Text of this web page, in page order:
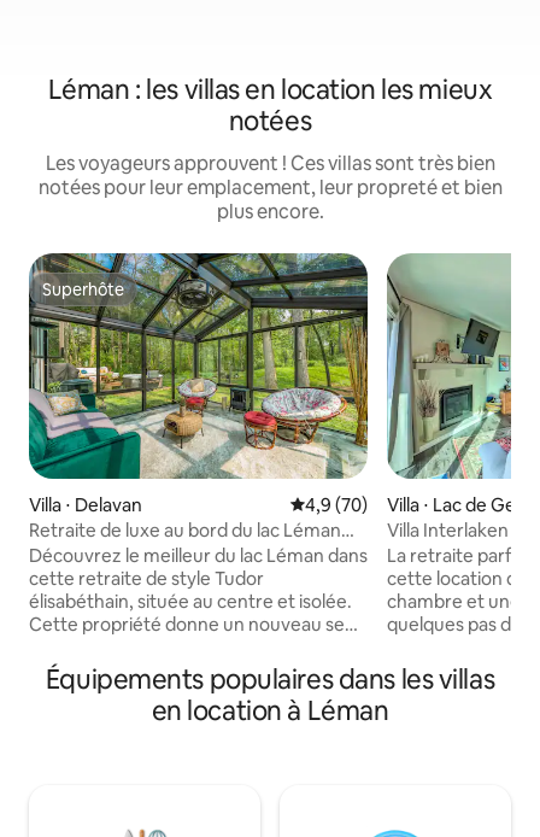
Léman : les villas en location les mieux
notées
Les voyageurs approuvent ! Ces villas sont très bien
notées pour leur emplacement, leur propreté et bien
plus encore.
Superhôte
Superhôte
Villa ⋅ Delavan Évaluation moyenne sur la
4,9 (70)
Retraite de luxe au bord du lac Léman
(jacuzzi, sauna) 2 acres
Découvrez le meilleur du lac Léman dans
cette retraite de style Tudor
élisabéthain, située au centre et isolée.
Cette propriété donne un nouveau sens
naturelle de 2 acres. Plongez dans le
jacuzzi extérieur avec les meilleures
vues dégagées sur le ciel. SAUNA (en
du sauna. Cela comprend du bois de
Villa ⋅ Lac de
Villa Interlaken :
Lodge Geneva
La retraite
cette location de
chambre et une
quelques pas du
quelques minutes
boutiques et
cette villa
retournez dans
Équipements populaires dans les villas
en location à Léman